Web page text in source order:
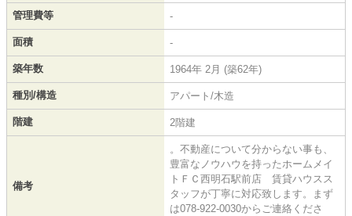
管理費等 -
面積 -
築年数 1964年 2月 (築62年)
種別/構造 アパート/木造
階建 2階建
備考
。不動産について分からない事も、
豊富なノウハウを持ったホームメイ
トＦＣ西明石駅前店 賃貸ハウスス
タッフが丁寧に対応致します。まず
は078-922-0030からご連絡くださ